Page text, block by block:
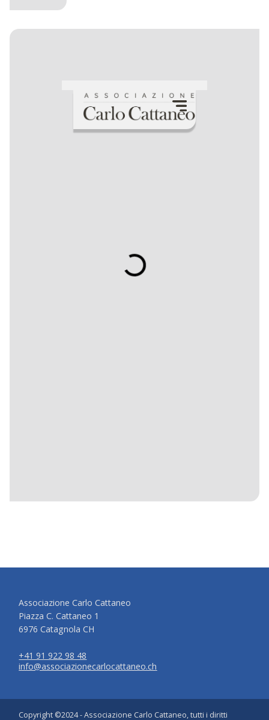
Associazione Carlo Cattaneo
Piazza C. Cattaneo 1
6976 Catagnola CH
+41 91 922 98 48
info@associazionecarlocattaneo.ch
Copyright ©2024 - Associazione Carlo Cattaneo, tutti i diritti